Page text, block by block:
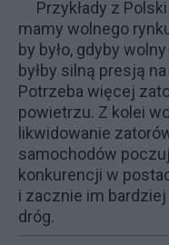
Przykłady z
mamy wolnego
by było, gdyby
byłby silną presją
Potrzeba więcej
powietrzu. Z kolei
likwidowanie
samochodów
konkurencji w
i zacznie im
dróg.